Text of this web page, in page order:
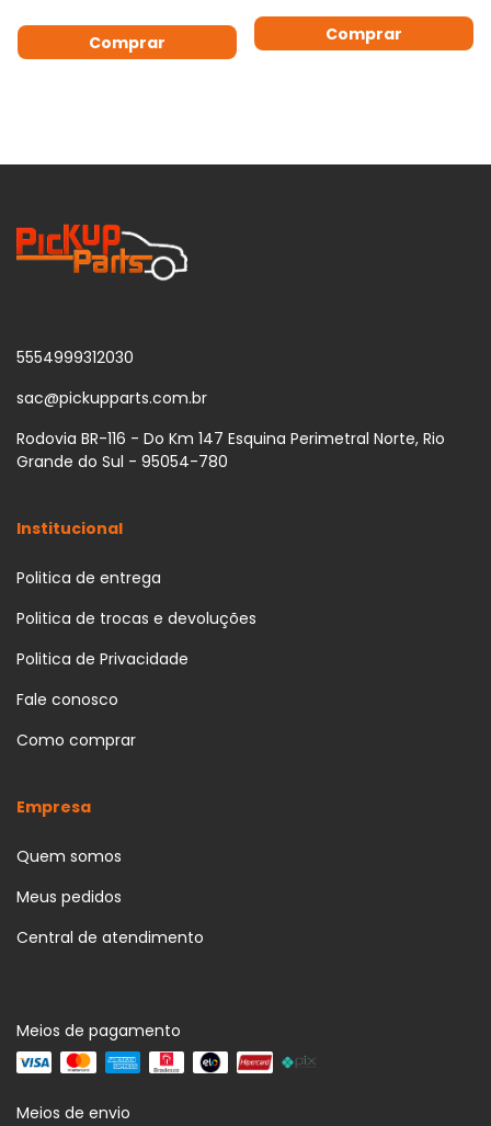
5554999312030
sac@pickupparts.com.br
Rodovia BR-116 - Do Km 147 Esquina Perimetral Norte, Rio
Grande do Sul - 95054-780
Institucional
Politica de entrega
Politica de trocas e devoluções
Politica de Privacidade
Fale conosco
Como comprar
Empresa
Quem somos
Meus pedidos
Central de atendimento
Meios de pagamento
Meios de envio